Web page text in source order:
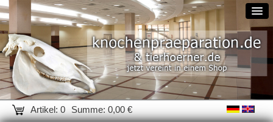
Artikel: 0 Summe: 0,00 €